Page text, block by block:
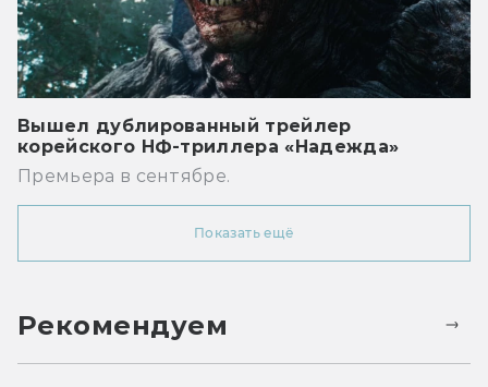
Вышел дублированный трейлер
корейского НФ-триллера «Надежда»
Премьера в сентябре.
Показать ещё
Рекомендуем